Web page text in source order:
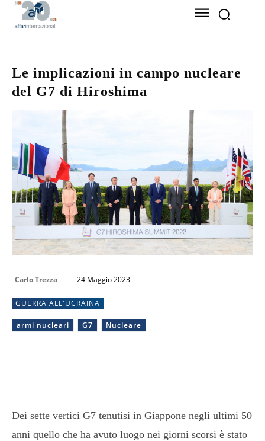
Le implicazioni in campo nucleare
del G7 di Hiroshima
Carlo Trezza 24 Maggio 2023
GUERRA ALL'UCRAINA
armi nucleari G7 Nucleare
Dei sette vertici G7 tenutisi in Giappone negli ultimi 50
anni quello che ha avuto luogo nei giorni scorsi è stato